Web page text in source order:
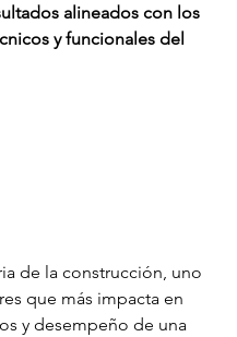
alineados con los
y funcionales del
de la construcción, uno
que más impacta en
y desempeño de una